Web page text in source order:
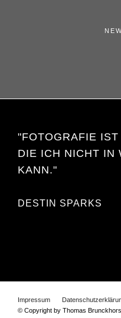
"FOTOGRAFIE
DIE ICH NICHT IN
KANN."
DESTIN SPARKS
Impressum
© Copyright by Thomas